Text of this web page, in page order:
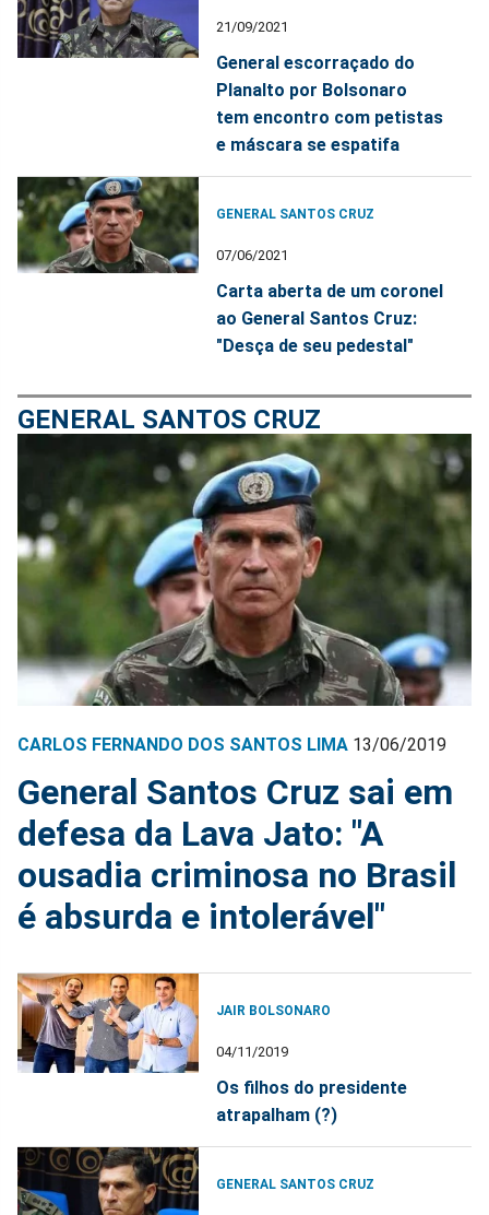
21/09/2021
General escorraçado do
Planalto por Bolsonaro
tem encontro com petistas
e máscara se espatifa
GENERAL SANTOS CRUZ
07/06/2021
Carta aberta de um coronel
ao General Santos Cruz:
"Desça de seu pedestal"
GENERAL SANTOS CRUZ
CARLOS FERNANDO DOS SANTOS LIMA 13/06/2019
General Santos Cruz sai em
defesa da Lava Jato: "A
ousadia criminosa no Brasil
é absurda e intolerável"
JAIR BOLSONARO
04/11/2019
Os filhos do presidente
atrapalham (?)
GENERAL SANTOS CRUZ